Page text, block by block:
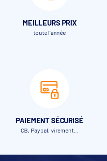
MEILLEURS PRIX
toute l’année
PAIEMENT SÉCURISÉ
CB, Paypal, virement…